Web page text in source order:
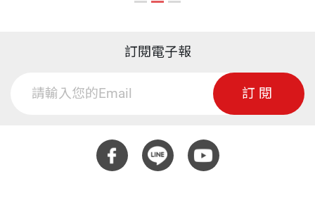
訂閱電子報
訂閱